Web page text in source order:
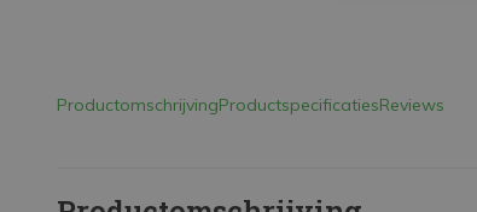
ProductomschrijvingProductspecificatiesReviews